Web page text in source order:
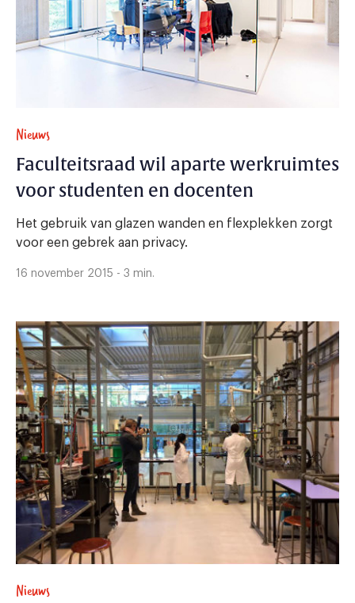
Nieuws
Faculteitsraad wil aparte werkruimtes
voor studenten en docenten
Het gebruik van glazen wanden en flexplekken zorgt
voor een gebrek aan privacy.
16 november 2015 - 3 min.
Nieuws